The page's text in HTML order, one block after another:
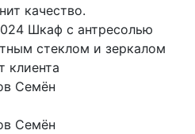
качество.
Шкаф с антресолью
стеклом и зеркалом
Семён